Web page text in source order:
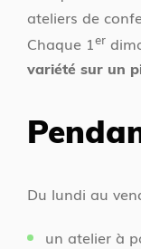
ateliers de
Chaque 1er
variété sur un
Du lundi au
un atelier à